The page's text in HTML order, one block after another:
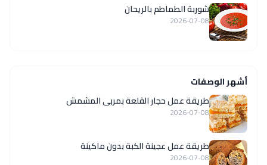
شوربة الطماطم بالريحان
2026-07-08
أشهر الوصفات
طريقة عمل حجار القلعة بمربى المشمش
2026-07-08
طريقة عمل عجينة الكبة بدون ماكينة
2026-07-08